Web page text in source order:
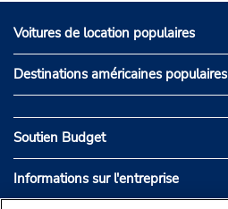
Voitures de location populaires
Destinations américaines populaires
Soutien Budget
Informations sur l'entreprise